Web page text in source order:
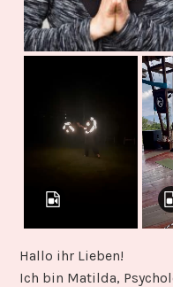
Hallo ihr Lieben!
Ich bin Matilda,